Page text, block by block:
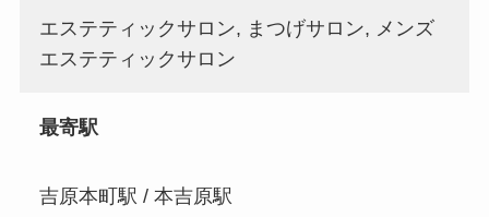
エステティックサロン, まつげサロン, メンズ
エステティックサロン
最寄駅
吉原本町駅 / 本吉原駅